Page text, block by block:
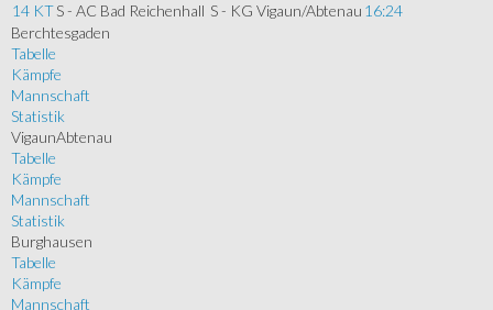
14 KTS - AC Bad Reichenhall S - KG Vigaun/Abtenau 16:24
Berchtesgaden
Tabelle
Kämpfe
Mannschaft
Statistik
VigaunAbtenau
Tabelle
Kämpfe
Mannschaft
Statistik
Burghausen
Tabelle
Kämpfe
Mannschaft